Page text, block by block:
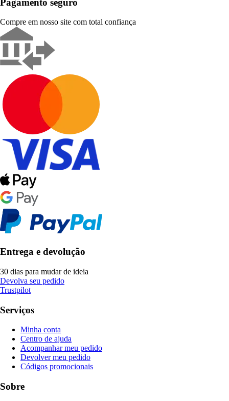
Compre em nosso site com total confiança
Entrega e devolução
30 dias para mudar de ideia
Devolva seu pedido
Trustpilot
Serviços
Minha conta
Centro de ajuda
Acompanhar meu pedido
Devolver meu pedido
Códigos promocionais
Sobre